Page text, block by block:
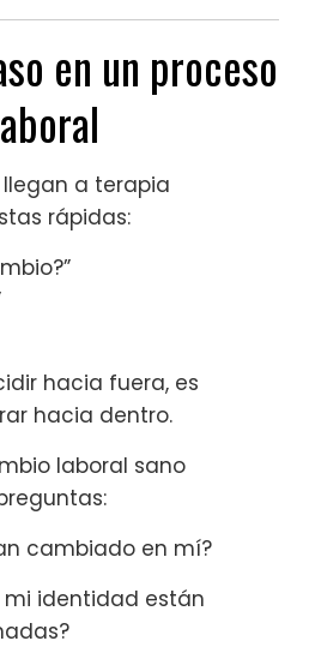
en un proceso
a terapia
rápidas:
hacia fuera, es
hacia dentro.
laboral sano
cambiado en mí?
mi identidad están